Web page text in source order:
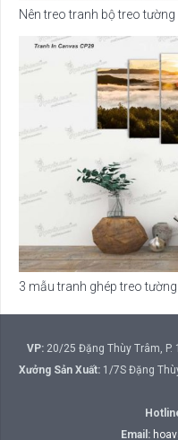
Nên treo tranh bộ treo
3 mẫu tranh ghép treo
VP:20/25 Đặng Thùy Trâm, P.
Xưởng Sản Xuất: 1/7S Đặng
Email: